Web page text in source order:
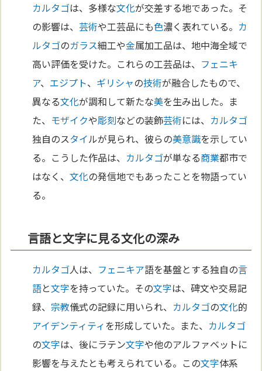
カルタゴは、多様な文化が交差する地であった。そ
の影響は、芸術や工芸品にも色濃く表れている。 カ
ルタゴのガラス細工や金属加工品は、地中海全域で
高い評価を受けた。これらの工芸品は、 フェニキ
ア、 エジプト、 ギリシャの技術が融合したもので、
異なる文化が調和して新たな美を生み出した。ま
た、 モザイクや彫刻などの装飾芸術には、 カルタゴ
独自のスタイルが見られ、彼らの美意識を示してい
る。こうした作品は、 カルタゴが単なる商業都市で
はなく、文化の発信地でもあったことを物語ってい
る。
言語と文字に見る文化の深み
カルタゴ人は、 フェニキア語を基盤とする独自の言
語と文字を持っていた。その文字は、碑文や交易記
録、 宗教儀式の記録に用いられ、 カルタゴの文化的
アイデンティティを形成していた。また、 カルタゴ
の文字は、後にラテン文字や他のアルファベットに
影響を与えたとも考えられている。この文字体系